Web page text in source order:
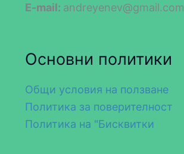
E-mail: andreyenev@gmail.com
Основни политики
Общи условия на ползване
Политика за поверителност
Политика на "Бисквитки